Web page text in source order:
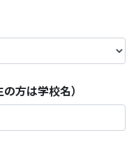
方は学校名）